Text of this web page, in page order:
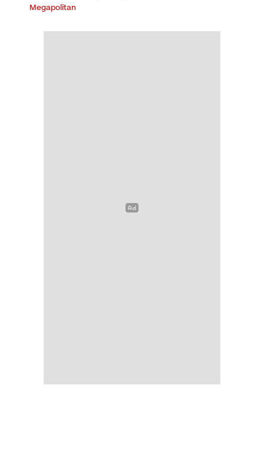
Megapolitan